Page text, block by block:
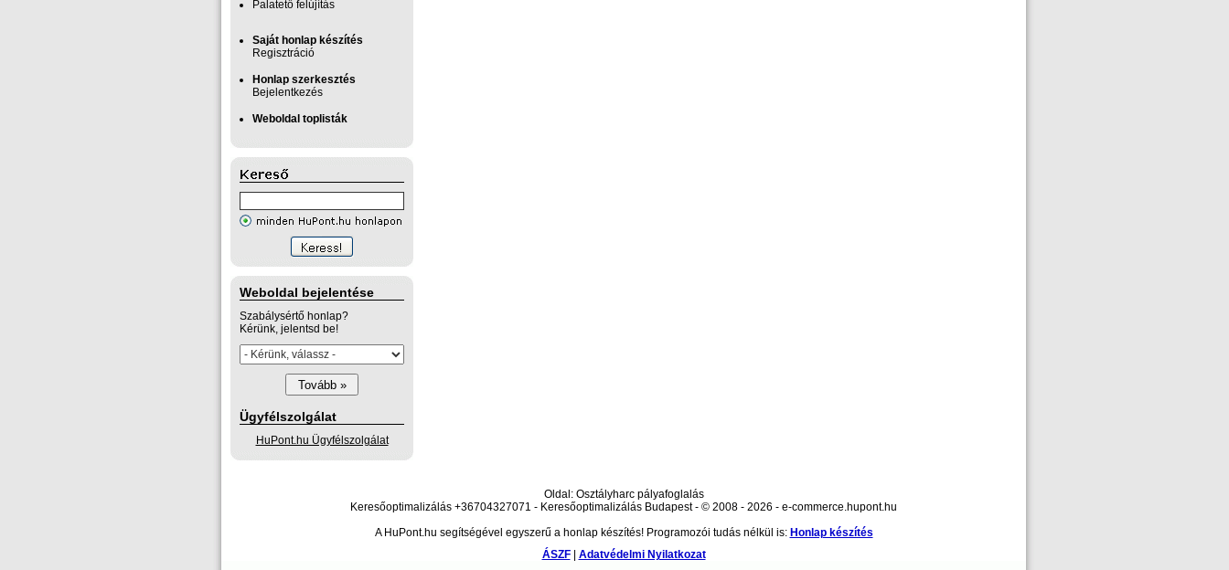
Palatető felújítás
Saját honlap készítés
Regisztráció
Honlap szerkesztés
Bejelentkezés
Weboldal toplisták
Weboldal bejelentése
Szabálysértő honlap?
Kérünk, jelentsd be!
Ügyfélszolgálat
HuPont.hu Ügyfélszolgálat
Oldal: Osztályharc pályafoglalás
Keresőoptimalizálás +36704327071 - Keresőoptimalizálás Budapest - © 2008 - 2026 - e-commerce.hupont.hu
A HuPont.hu segítségével egyszerű a honlap készítés! Programozói tudás nélkül is: Honlap készítés
ÁSZF| Adatvédelmi Nyilatkozat